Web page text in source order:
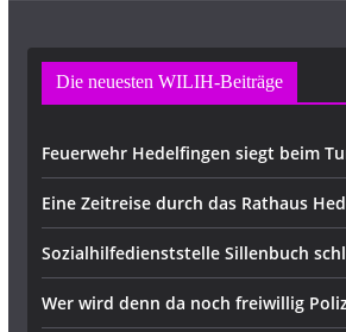
Die neuesten WILIH-Beiträge
Feuerwehr Hedelfingen siegt beim
Eine Zeitreise durch das Rathaus
Sozialhilfedienststelle Sillenbuch
Wer wird denn da noch freiwillig